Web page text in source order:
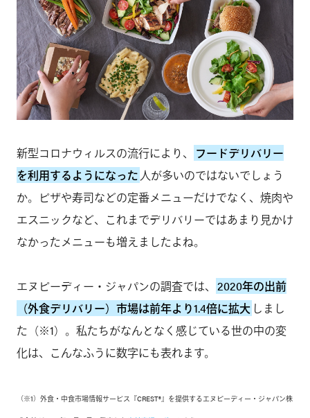
新型コロナウィルスの流行により、
フードデリバリー
を利用するようになった 人が多いのではないでしょう
か。ピザや寿司などの定番メニューだけでなく、焼肉や
エスニックなど、これまでデリバリーではあまり見かけ
なかったメニューも増えましたよね。
エヌピーディー・ジャパンの調査では、 2020年の出前
（外食デリバリー）市場は前年より1.4倍に拡大 しまし
た（※1）。私たちがなんとなく感じている世の中の変
化は、こんなふうに数字にも表れます。
（※1）外食・中食市場情報サービス『CREST®』を提供するエヌピーディー・ジャパン株